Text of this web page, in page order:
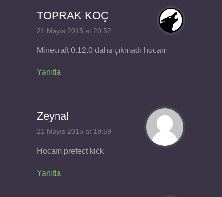
TOPRAK KOÇ
21 Mayıs 2015 at 20:52
Minecraft 0.12.0 daha çıkmadı hocam
Yanıtla
Zeynal
21 Mayıs 2015 at 19:59
Hocam prefect kick
Yanıtla